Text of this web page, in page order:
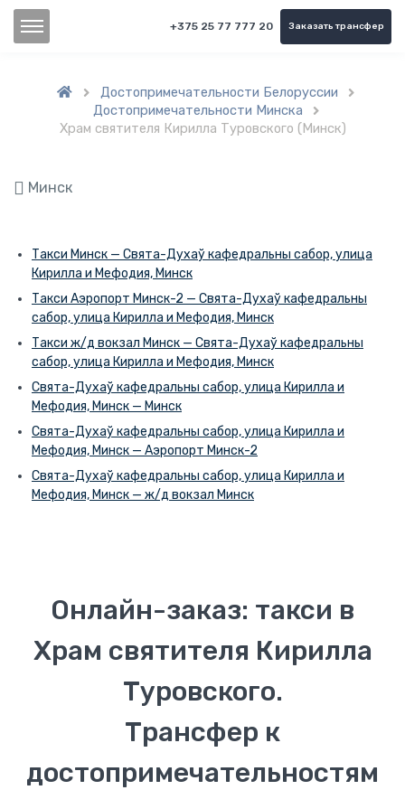
+375 25 77 777 20 Заказать трансфер
 Достопримечательности Белоруссии 
Достопримечательности Минска 
Храм святителя Кирилла Туровского (Минск)
Минск
Такси Минск — Свята-Духаў кафедральны сабор, улица
Кирилла и Мефодия, Минск
Такси Аэропорт Минск-2 — Свята-Духаў кафедральны
сабор, улица Кирилла и Мефодия, Минск
Такси ж/д вокзал Минск — Свята-Духаў кафедральны
сабор, улица Кирилла и Мефодия, Минск
Свята-Духаў кафедральны сабор, улица Кирилла и
Мефодия, Минск — Минск
Свята-Духаў кафедральны сабор, улица Кирилла и
Мефодия, Минск — Аэропорт Минск-2
Свята-Духаў кафедральны сабор, улица Кирилла и
Мефодия, Минск — ж/д вокзал Минск
Онлайн-заказ: такси в
Храм святителя Кирилла
Туровского.
Трансфер к
достопримечательностям